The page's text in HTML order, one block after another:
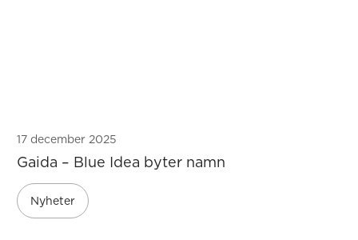
17 december 2025
Gaida – Blue Idea byter namn
Nyheter